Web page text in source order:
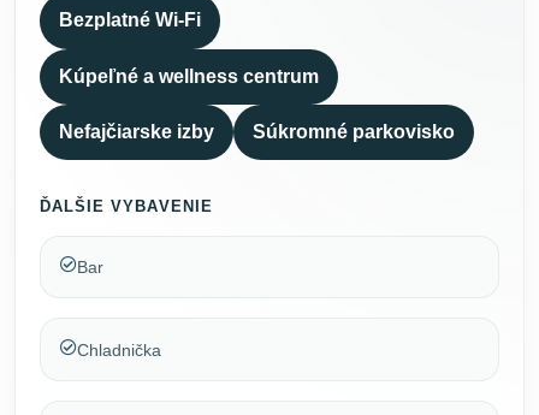
Bezplatné Wi-Fi
Kúpeľné a wellness centrum
Nefajčiarske izby Súkromné parkovisko
ĎALŠIE VYBAVENIE
Bar
Chladnička